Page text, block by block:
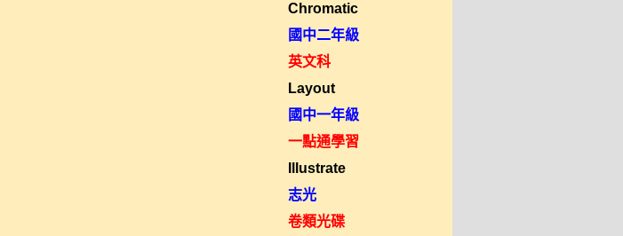
Chromatic
國中二年級
英文科
Layout
國中一年級
一點通學習
Illustrate
志光
卷類光碟